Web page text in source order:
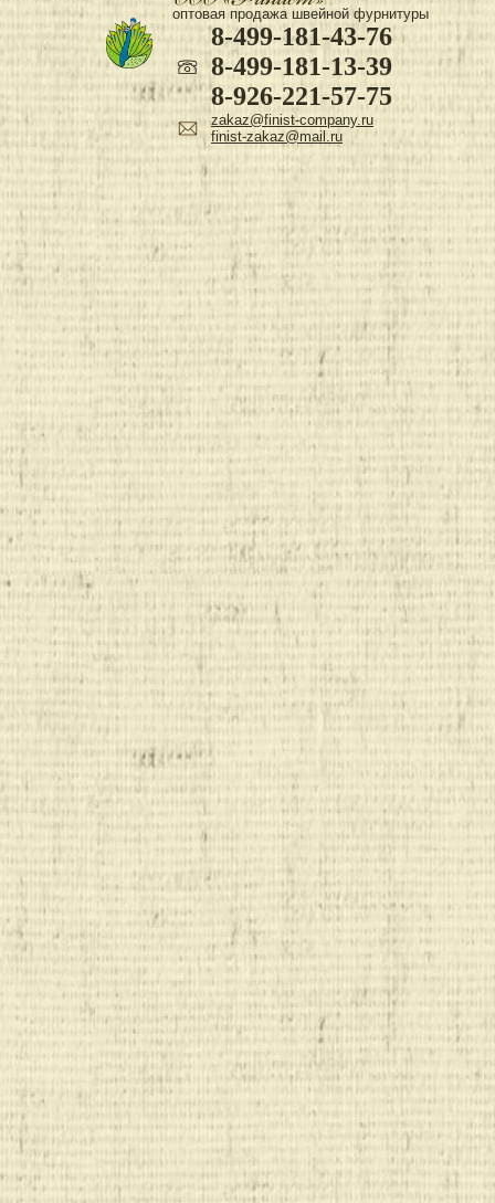
оптовая продажа швейной фурнитуры
8-499-181-43-76
8-499-181-13-39
8-926-221-57-75
zakaz@finist-company.ru
finist-zakaz@mail.ru